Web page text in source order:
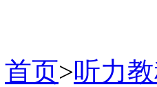
首页>听力